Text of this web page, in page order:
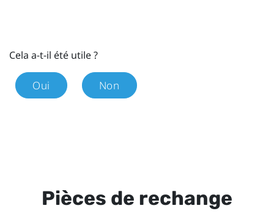
Cela a-t-il été utile ?
Oui Non
Pièces de rechange